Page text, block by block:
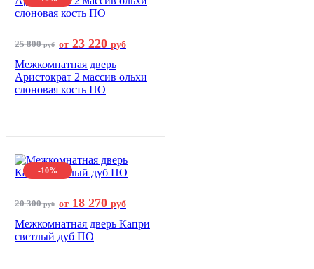
25 800руб от 23 220 руб
Межкомнатная дверь
Аристократ 2 массив ольхи
слоновая кость ПО
-10%
20 300руб от 18 270 руб
Межкомнатная дверь Капри
светлый дуб ПО